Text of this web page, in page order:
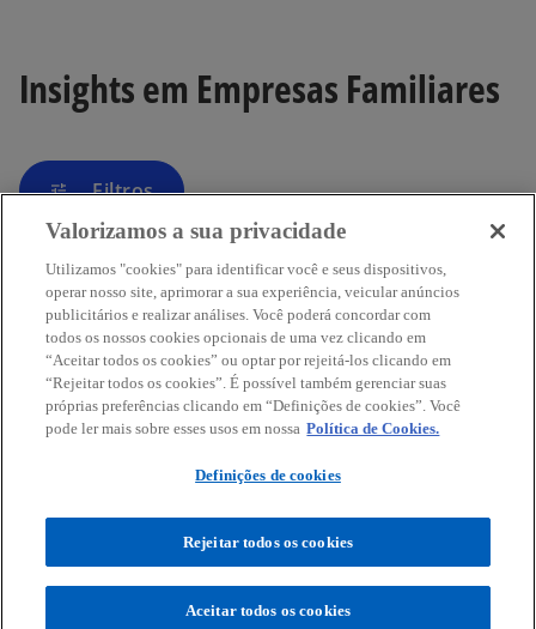
Insights em Empresas Familiares
tune Filtros
Contato
Sobre a KPMG
Serviços
a
b
r
a
b
r
a
b
r
a
b
a
b
PrivacidadeAcessibilidade
Valorizamos a sua privacidade
Utilizamos "cookies" para identificar você e seus dispositivos,
operar nosso site, aprimorar a sua experiência, veicular anúncios
publicitários e realizar análises. Você poderá concordar com
todos os nossos cookies opcionais de uma vez clicando em
“Aceitar todos os cookies” ou optar por rejeitá-los clicando em
“Rejeitar todos os cookies”. É possível também gerenciar suas
próprias preferências clicando em “Definições de cookies”. Você
pode ler mais sobre esses usos em nossa Política de Cookies.
Definições de cookies
Rejeitar todos os cookies
Aceitar todos os cookies